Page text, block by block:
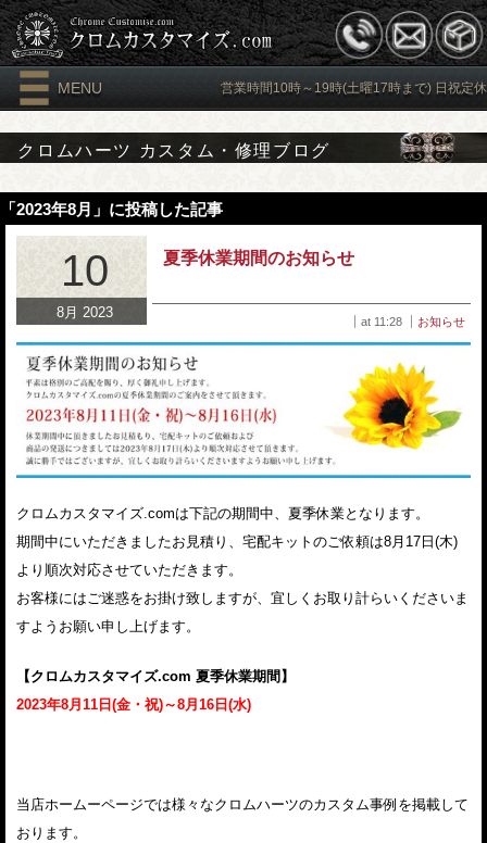
MENU 営業時間10時～19時(土曜17時まで) 日祝定休
クロムハーツ カスタム・修理ブログ
「2023年8月」に投稿した記事
10
8月 2023
夏季休業期間のお知らせ
at 11:28 お知らせ
クロムカスタマイズ.comは下記の期間中、夏季休業となります。
期間中にいただきましたお見積り、宅配キットのご依頼は8月17日(木)
より順次対応させていただきます。
お客様にはご迷惑をお掛け致しますが、宜しくお取り計らいくださいま
すようお願い申し上げます。
【クロムカスタマイズ.com 夏季休業期間】
2023年8月11日(金・祝)～8月16日(水)
当店ホームーページでは様々なクロムハーツのカスタム事例を掲載して
おります。